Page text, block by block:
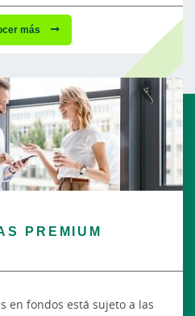
más
PREMIUM
en fondos está sujeto a las